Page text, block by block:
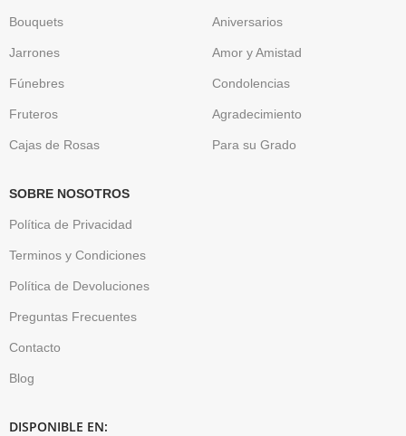
Bouquets
Jarrones
Fúnebres
Fruteros
Cajas de Rosas
Aniversarios
Amor y Amistad
Condolencias
Agradecimiento
Para su Grado
SOBRE NOSOTROS
Política de Privacidad
Terminos y Condiciones
Política de Devoluciones
Preguntas Frecuentes
Contacto
Blog
DISPONIBLE EN: